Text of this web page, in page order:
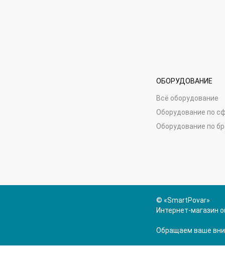
ОБОРУДОВАНИЕ
Всё оборудование
Оборудование по
Оборудование по
© «SmartPovar»
Интернет-магазин
Обращаем ваше